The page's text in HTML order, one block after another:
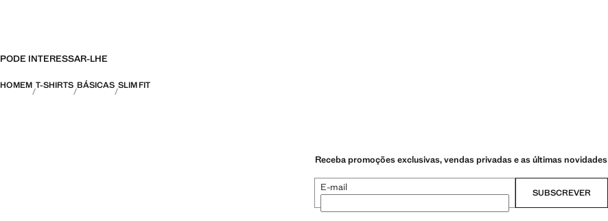
PODE INTERESSAR-LHE
HOMEM T-SHIRTS BÁSICAS SLIM FIT
Receba promoções exclusivas, vendas privadas e as últimas novidades
E-mail SUBSCREVER